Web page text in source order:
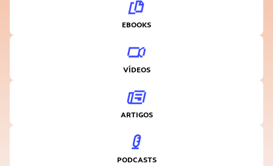
EBOOKS
VÍDEOS
ARTIGOS
PODCASTS